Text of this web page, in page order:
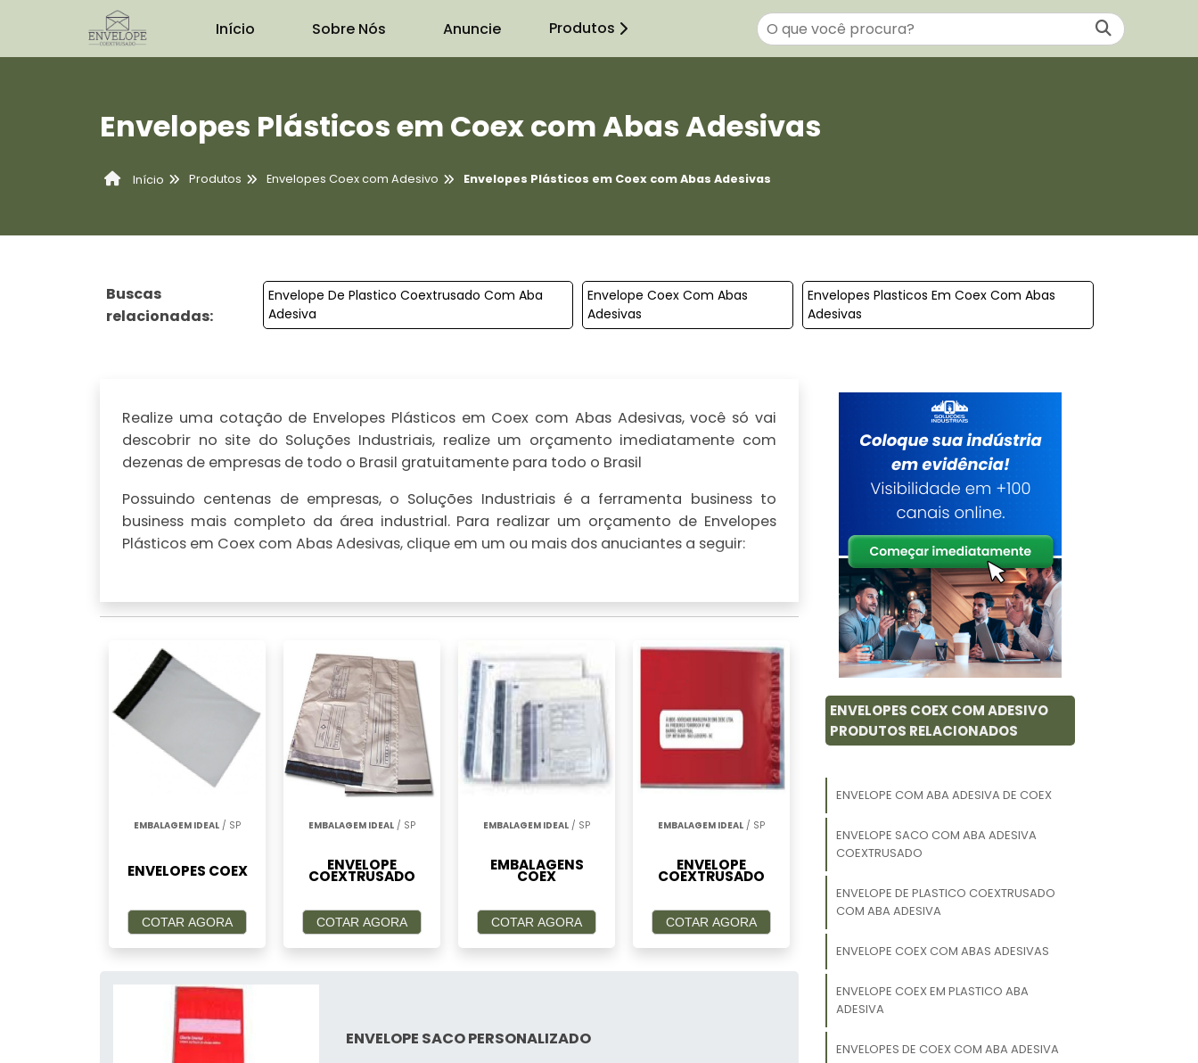
Início Sobre Nós Anuncie Produtos
Envelopes Plásticos em Coex com Abas Adesivas
Início Produtos Envelopes Coex com Adesivo Envelopes Plásticos em Coex com Abas Adesivas
Buscas
relacionadas:
Envelope De Plastico Coextrusado Com Aba
Adesiva
Envelope Coex Com Abas
Adesivas
Envelopes Plasticos Em Coex Com Abas
Adesivas
Realize uma cotação de Envelopes Plásticos em Coex com Abas Adesivas, você só vai
descobrir no site do Soluções Industriais, realize um orçamento imediatamente com
dezenas de empresas de todo o Brasil gratuitamente para todo o Brasil
Possuindo centenas de empresas, o Soluções Industriais é a ferramenta business to
business mais completo da área industrial. Para realizar um orçamento de Envelopes
Plásticos em Coex com Abas Adesivas, clique em um ou mais dos anuciantes a seguir:
EMBALAGEM IDEAL / SP
ENVELOPES COEX
COTAR AGORA
EMBALAGEM IDEAL / SP
ENVELOPE
COEXTRUSADO
COTAR AGORA
EMBALAGEM IDEAL / SP
EMBALAGENS
COEX
COTAR AGORA
EMBALAGEM IDEAL / SP
ENVELOPE
COEXTRUSADO
COTAR AGORA
ENVELOPE SACO PERSONALIZADO
ENVELOPES COEX COM ADESIVO
PRODUTOS RELACIONADOS
ENVELOPE COM ABA ADESIVA DE COEX
ENVELOPE SACO COM ABA ADESIVA
COEXTRUSADO
ENVELOPE DE PLASTICO COEXTRUSADO
COM ABA ADESIVA
ENVELOPE COEX COM ABAS ADESIVAS
ENVELOPE COEX EM PLASTICO ABA
ADESIVA
ENVELOPES DE COEX COM ABA ADESIVA